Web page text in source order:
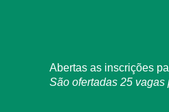
Abertas as inscrições
São ofertadas 25